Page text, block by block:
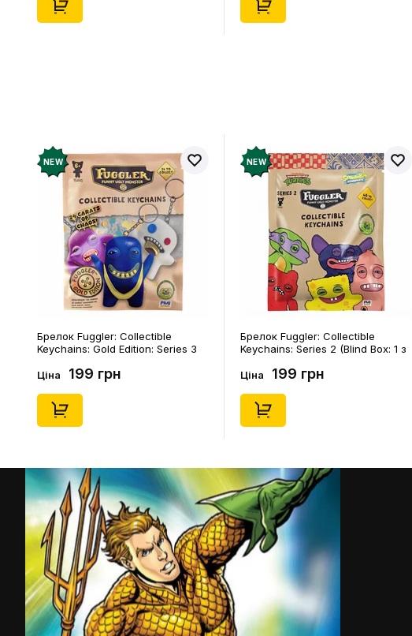
NEW
Брелок Fuggler: Collectible
Keychains: Gold Edition: Series 3
Ціна 199 грн
NEW
Брелок Fuggler: Collectible
Keychains: Series 2 (Blind Box: 1 з
Ціна 199 грн